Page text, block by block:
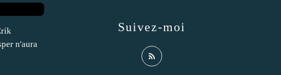
n'aura
Suivez-moi